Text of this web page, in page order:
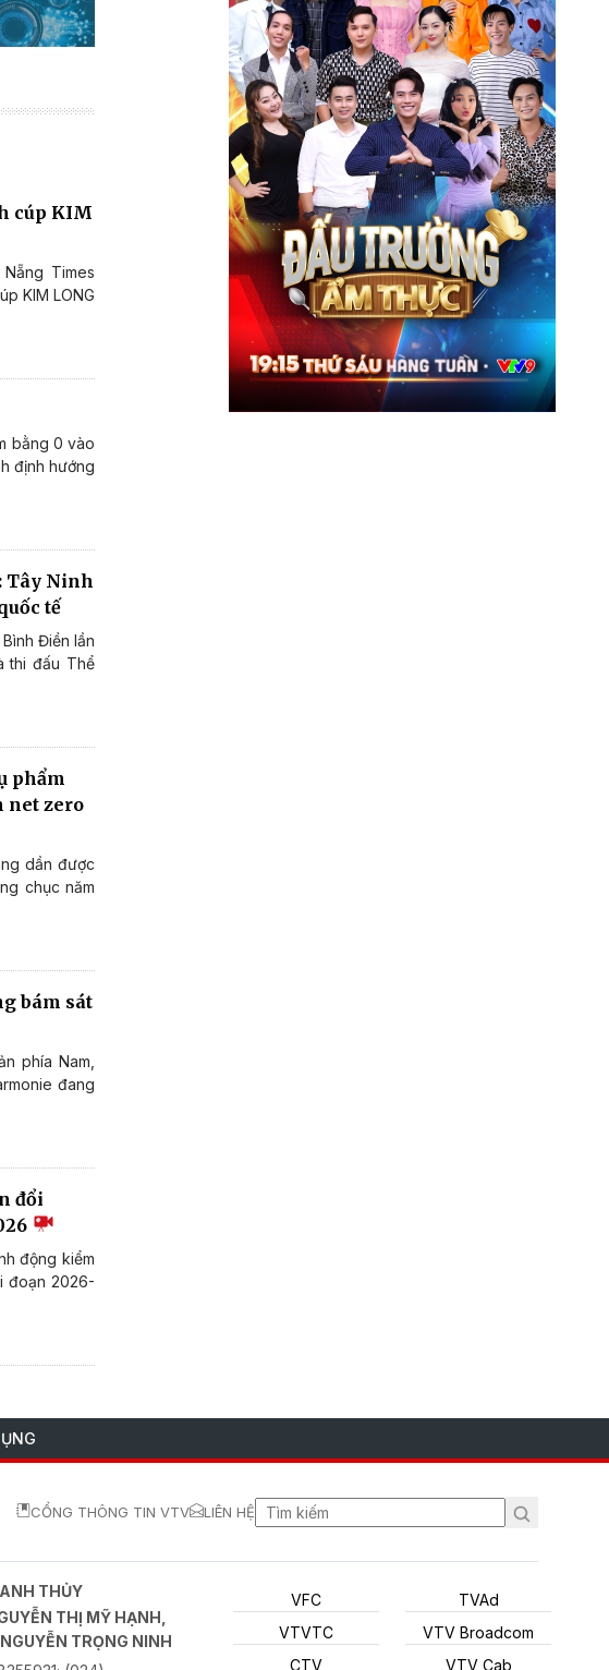
cúp KIM
Times
KIM LONG
bằng 0 vào
định hướng
Tây Ninh
tế
Điền lần
thi đấu Thể
phẩm
net zero
dần được
chục năm
bám sát
phía Nam,
đang
đổi
động kiểm
đoạn 2026-
CỔNG THÔNG TIN VTV LIÊN HỆ
THỦY
THỊ MỸ HẠNH,
TRỌNG NINH
VFC
VTVTC
CTV
TVAd
VTV Broadcom
VTV Cab